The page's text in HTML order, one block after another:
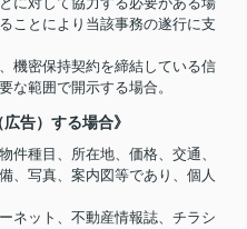
ことにより当該事務の遂行に支
機密保持契約を締結している信
な範囲で開示する場合。
告）する場合》
種目、所在地、価格、交通、
、写真、案内図等であり、個人
ネット、不動産情報誌、チラシ